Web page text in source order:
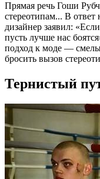
Прямая речь Гоши
стереотипам... В
дизайнер заявил:
пусть лучше нас
подход к моде —
бросить вызов
Тернистый